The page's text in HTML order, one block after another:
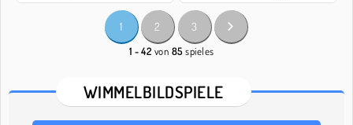
1 2 3
1 - 42 von 85 spieles
WIMMELBILDSPIELE